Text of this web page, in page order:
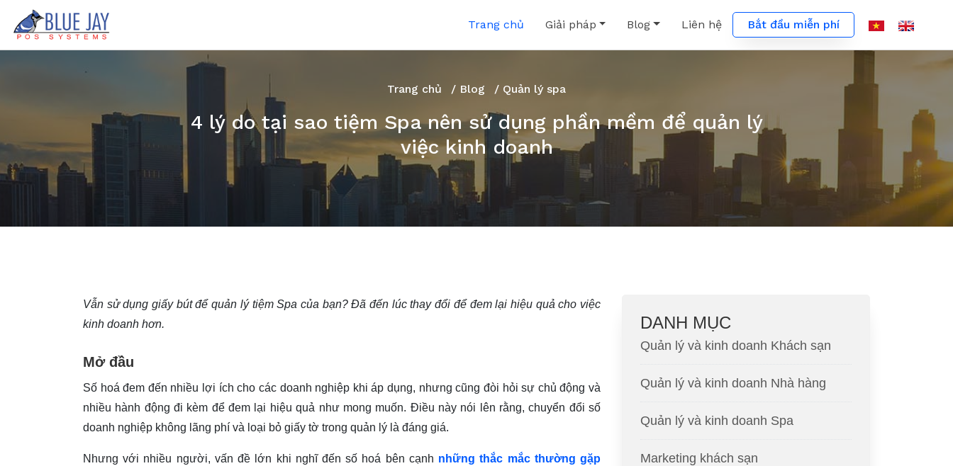
Trang chủ Giải pháp Blog Liên hệ Bắt đầu miễn phí
Trang chủ / Blog / Quản lý spa
4 lý do tại sao tiệm Spa nên sử dụng phần mềm để quản lý
việc kinh doanh
Vẫn sử dụng giấy bút để quản lý tiệm Spa của bạn? Đã đến lúc thay đổi để đem lại hiệu quả cho việc
kinh doanh hơn.
Mở đầu
Số hoá đem đến nhiều lợi ích cho các doanh nghiệp khi áp dụng, nhưng cũng đòi hỏi sự chủ động và
nhiều hành động đi kèm để đem lại hiệu quả như mong muốn. Điều này nói lên rằng, chuyển đổi số
doanh nghiệp không lãng phí và loại bỏ giấy tờ trong quản lý là đáng giá.
Nhưng với nhiều người, vấn đề lớn khi nghĩ đến số hoá bên cạnh những thắc mắc thường gặp
DANH MỤC
Quản lý và kinh doanh Khách sạn
Quản lý và kinh doanh Nhà hàng
Quản lý và kinh doanh Spa
Marketing khách sạn